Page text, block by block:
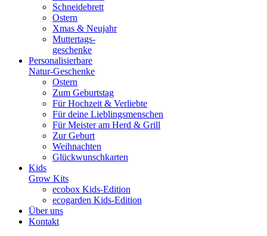
Schneidebrett
Ostern
Xmas & Neujahr
Muttertags-
geschenke
Personalisierbare
Natur-Geschenke
Ostern
Zum Geburtstag
Für Hochzeit & Verliebte
Für deine Lieblingsmenschen
Für Meister am Herd & Grill
Zur Geburt
Weihnachten
Glückwunschkarten
Kids
Grow Kits
ecobox Kids-Edition
ecogarden Kids-Edition
Über uns
Kontakt